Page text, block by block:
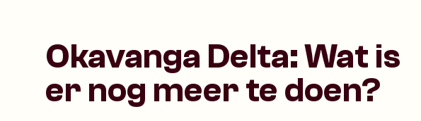
Okavanga Delta: Wat is
er nog meer te doen?